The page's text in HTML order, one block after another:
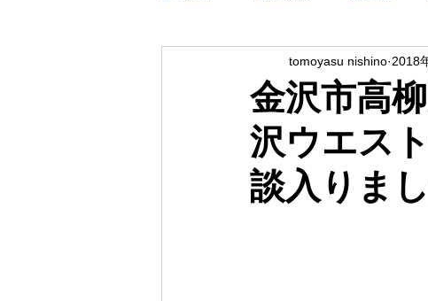
金沢市高
沢ウエス
談入りまし
tomoyasu nishino 2018